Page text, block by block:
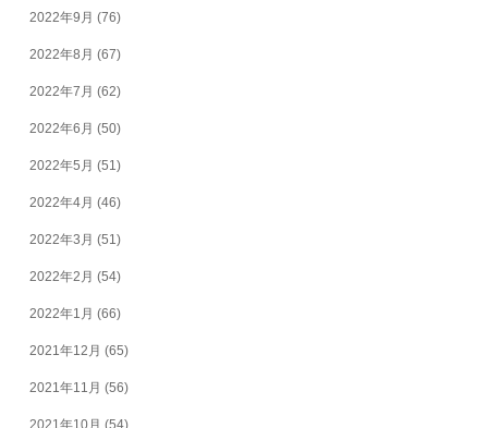
2022年9月 (76)
2022年8月 (67)
2022年7月 (62)
2022年6月 (50)
2022年5月 (51)
2022年4月 (46)
2022年3月 (51)
2022年2月 (54)
2022年1月 (66)
2021年12月 (65)
2021年11月 (56)
2021年10月 (54)